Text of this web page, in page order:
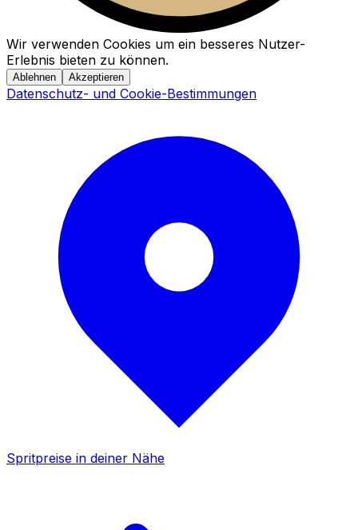
Wir verwenden Cookies um ein besseres Nutzer-
Erlebnis bieten zu können.
Ablehnen Akzeptieren
Datenschutz- und Cookie-Bestimmungen
Spritpreise in deiner Nähe